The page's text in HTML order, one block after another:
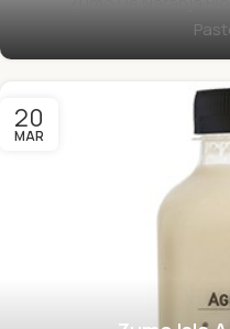
20
MAR